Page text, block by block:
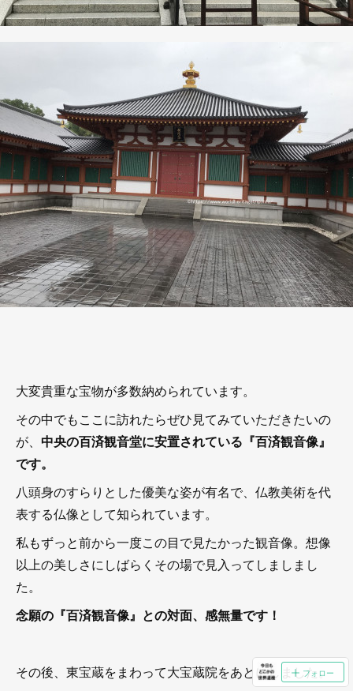
大変貴重な宝物が多数納められています。
その中でもここに訪れたらぜひ見てみていただきたいの
が、 中央の百済観音堂に安置されている『百済観音像』
です。
八頭身のすらりとした優美な姿が有名で、仏教美術を代
表する仏像として知られています。
私もずっと前から一度この目で見たかった観音像。想像
以上の美しさにしばらくその場で見入ってしましまし
た。
念願の『百済観音像』との対面、感無量です！
その後、東宝蔵をまわって大宝蔵院をあとにしました。
フォロー